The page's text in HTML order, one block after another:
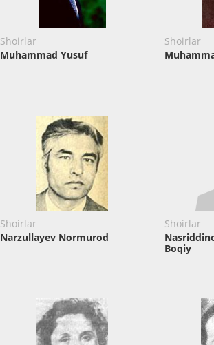
Shoirlar
Muhammad Yusuf
Shoirlar
Shoirlar
Narzullayev Normurod
Shoirlar
Boqiy